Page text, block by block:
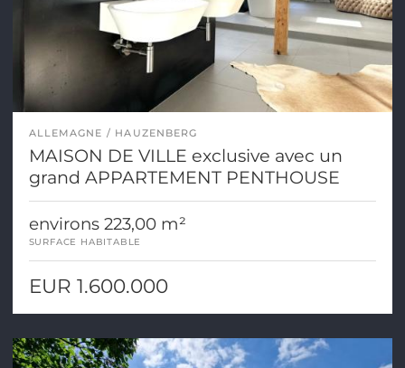
ALLEMAGNE HAUZENBERG
MAISON DE VILLE exclusive avec un
grand APPARTEMENT PENTHOUSE
environs 223,00 m²
SURFACE HABITABLE
EUR 1.600.000